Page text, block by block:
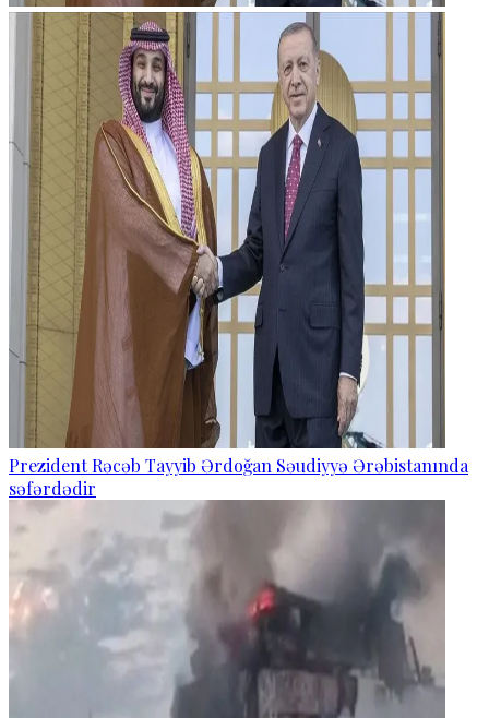
Prezident Rəcəb Tayyib Ərdoğan Səudiyyə Ərəbistanında
səfərdədir